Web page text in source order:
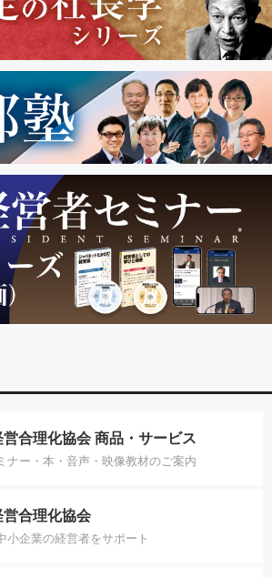
営合理化協会 商品・サービス
ナー・本・音声・映像教材のご案内
営合理化協会
小企業の経営者をサポート